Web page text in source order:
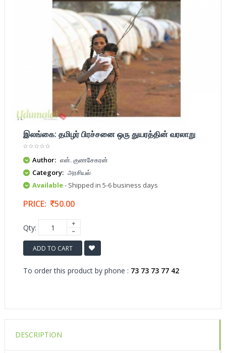
இலங்கை: தமிழர் பிரச்சனை ஒரு துயரத்தின் வரலாறு
Author: என். குணசேகரன்
Category: அரசியல்
Available- Shipped in 5-6 business days
PRICE: 50.00
Qty:
ADD TO CART
To order this product by phone : 73 73 73 77 42
DESCRIPTION